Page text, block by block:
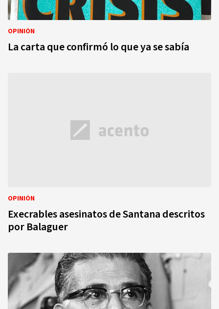
OPINIÓN
La carta que confirmó lo que ya se sabía
OPINIÓN
Execrables asesinatos de Santana descritos
por Balaguer